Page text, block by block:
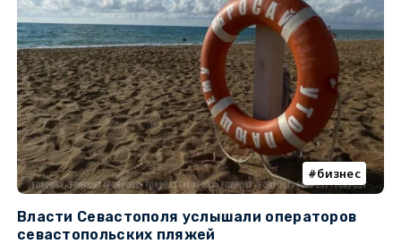
бизнес
Власти Севастополя услышали операторов
севастопольских пляжей